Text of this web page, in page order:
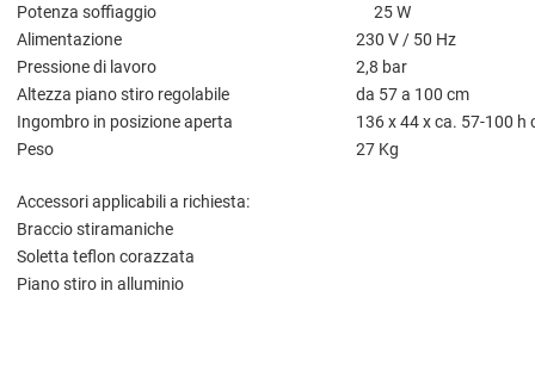
Potenza soffiaggio
25 W
Alimentazione
230 V / 50 Hz
Pressione di lavoro
2,8 bar
Altezza piano stiro regolabile
da 57 a 100 cm
Ingombro in posizione aperta
136 x 44 x ca. 57-100 h
Peso
27 Kg
Accessori applicabili a richiesta:
Braccio stiramaniche
Soletta teflon corazzata
Piano stiro in alluminio